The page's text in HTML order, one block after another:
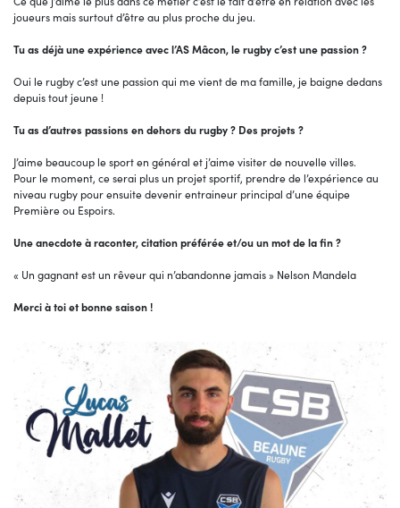
joueurs mais surtout d’être au plus proche du jeu.
Tu as déjà une expérience avec l’AS Mâcon, le rugby c’est une passion ?
Oui le rugby c’est une passion qui me vient de ma famille, je baigne dedans
depuis tout jeune !
Tu as d’autres passions en dehors du rugby ? Des projets ?
J’aime beaucoup le sport en général et j’aime visiter de nouvelle villes.
Pour le moment, ce serai plus un projet sportif, prendre de l’expérience au
niveau rugby pour ensuite devenir entraineur principal d’une équipe
Première ou Espoirs.
Une anecdote à raconter, citation préférée et/ou un mot de la fin ?
« Un gagnant est un rêveur qui n’abandonne jamais » Nelson Mandela
Merci à toi et bonne saison !